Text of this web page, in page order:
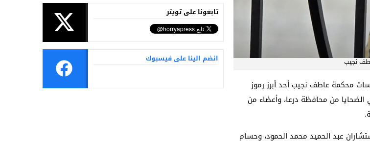
نجيب
محكمة عاطف نجيب أحد أبرز رموز
الضحايا من محافظة درعا، وأعضاء من
عبد الحميد محمد الحمود، وحسام
انضم الينا على فيسبوك
تابعونا على تويتر